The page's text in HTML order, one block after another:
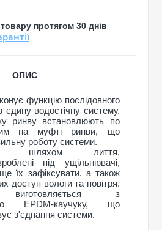
протягом 30 днів
ОПИС
функцію послідовного
єдину водостічну систему.
ринву встановлюють по
на муфті ринви, що
роботу системи.
шляхом лиття.
під ущільнювачі,
їх зафіксувати, а також
доступ вологи та повітря.
виготовляється з
EPDM-каучуку, що
з'єднання системи.